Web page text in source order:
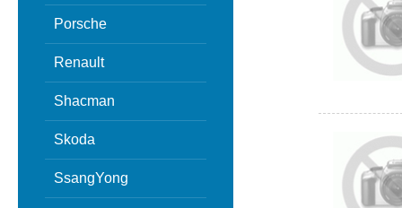
Porsche
Renault
Shacman
Skoda
SsangYong